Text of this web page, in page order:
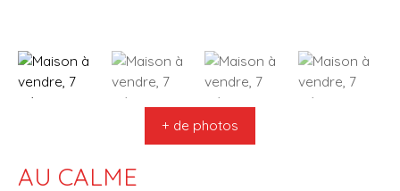
+ de photos
AU CALME